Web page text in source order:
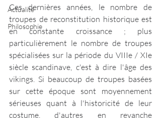
Actualité
Philosophie
Ces dernières années, le nombre de
troupes de reconstitution historique est
en constante croissance ; plus
particulièrement le nombre de troupes
spécialisées sur la période du VIIIe / XIe
siècle scandinave, c'est à dire l'âge des
vikings. Si beaucoup de troupes basées
sur cette époque sont moyennement
sérieuses quant à l'historicité de leur
costume, d'autres en revanche